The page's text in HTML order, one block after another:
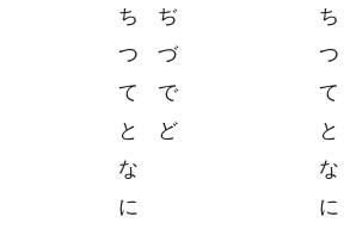
ち
ぢ
つ
づ
て
で
と
ど
な
に
ち
つ
て
と
な
に